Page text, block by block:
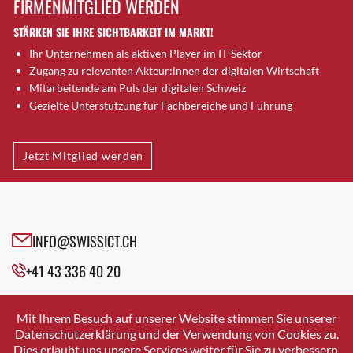
Brugg AG
Brütten
Bubendorf
Bubikon
Buchs (SG)
Bäretswil
Bülach
Cazis
Crissier
Davos Platz
Dierikon
Dietikon
FIRMENMITGLIED WERDEN
STÄRKEN SIE IHRE SICHTBARKEIT IM MARKT!
Ihr Unternehmen als aktiven Player im IT-Sektor
Zugang zu relevanten Akteur:innen der digitalen Wirtschaft
Mitarbeitende am Puls der digitalen Schweiz
Gezielte Unterstützung für Fachbereiche und Führung
Jetzt Mitglied werden
INFO@SWISSICT.CH
+41 43 336 40 20
SWISSICT
VULKANSTRASSE 120
8048 ZURICH
Mit Ihrem Besuch auf unserer Website stimmen Sie unserer
Datenschutzerklärung und der Verwendung von Cookies zu.
Dies erlaubt uns unsere Services weiter für Sie zu verbessern.